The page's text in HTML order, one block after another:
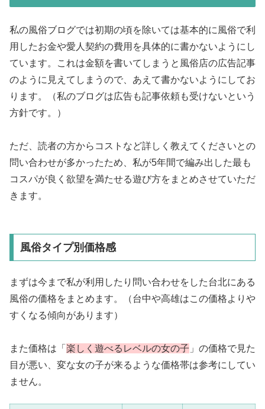
私の風俗ブログでは初期の頃を除いては基本的に風俗で利
用したお金や愛人契約の費用を具体的に書かないようにし
ています。これは金額を書いてしまうと風俗店の広告記事
のように見えてしまうので、あえて書かないようにしてお
ります。（私のブログは広告も記事依頼も受けないという
方針です。）
ただ、読者の方からコストなど詳しく教えてくださいとの
問い合わせが多かったため、私が5年間で編み出した最も
コスパが良く欲望を満たせる遊び方をまとめさせていただ
きます。
風俗タイプ別価格感
まずは今まで私が利用したり問い合わせをした台北にある
風俗の価格をまとめます。（台中や高雄はこの価格よりや
すくなる傾向があります）
また価格は「 楽しく遊べるレベルの女の子 」の価格で見た
目が悪い、変な女の子が来るような価格帯は参考にしてい
ません。